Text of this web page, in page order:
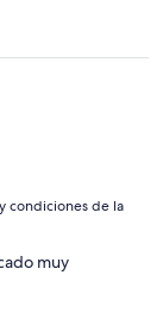
condiciones de la
muy